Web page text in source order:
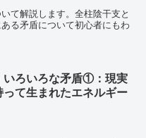
て解説します。全柱陰干支と
る矛盾について初心者にもわ
いろいろな矛盾①：現実
って生まれたエネルギー